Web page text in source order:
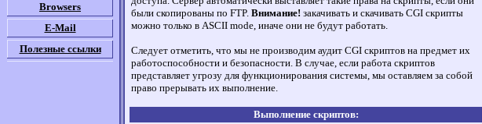
Browsers
E-Mail
Полезные ссылки
были скопированы по FTP. Внимание! закачивать и скачивать CGI скрипты
можно только в ASCII mode, иначе они не будут работать.
Следует отметить, что мы не производим аудит CGI скриптов на предмет их
работоспособности и безопасности. В случае, если работа скриптов
представляет угрозу для функционирования системы, мы оставляем за собой
право прерывать их выполнение.
Выполнение скриптов: